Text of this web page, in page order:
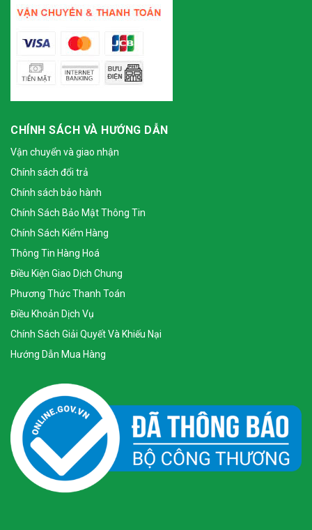
CHÍNH SÁCH VÀ HƯỚNG DẪN
Vận chuyển và giao nhận
Chính sách đổi trả
Chính sách bảo hành
Chính Sách Bảo Mật Thông Tin
Chính Sách Kiểm Hàng
Thông Tin Hàng Hoá
Điều Kiện Giao Dịch Chung
Phương Thức Thanh Toán
Điều Khoản Dịch Vụ
Chính Sách Giải Quyết Và Khiếu Nại
Hướng Dẫn Mua Hàng